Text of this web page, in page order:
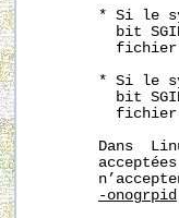
* Si le
bit
* Si le
bit
Dans
-onogrpid